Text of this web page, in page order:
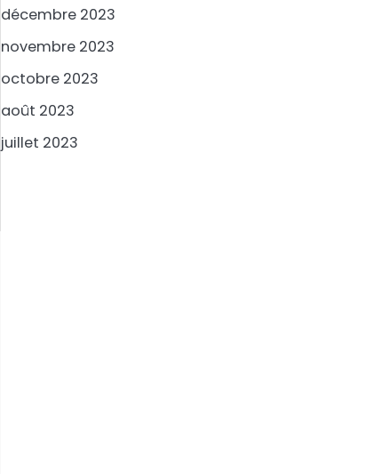
décembre 2023
novembre 2023
octobre 2023
août 2023
juillet 2023